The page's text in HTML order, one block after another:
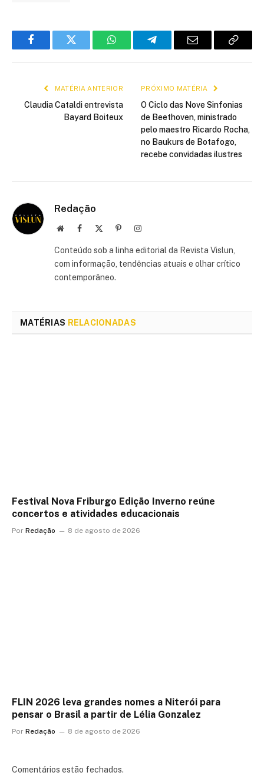
FacebookTwitter WhatsAppTelegramE-
Copiar
MATÉRIA ANTERIOR
Claudia Cataldi entrevista
Bayard Boiteux
PRÓXIMO MATÉRIA
O Ciclo das Nove Sinfonias
de Beethoven, ministrado
pelo maestro Ricardo Rocha,
no Baukurs de Botafogo,
recebe convidadas ilustres
Redação
Site Facebook PinterestInstagram
Conteúdo sob a linha editorial da Revista Vislun,
com informação, tendências atuais e olhar crítico
contemporâneo.
MATÉRIAS RELACIONADAS
Festival Nova Friburgo Edição Inverno reúne
concertos e atividades educacionais
Por Redação 8 de agosto de 2026
FLIN 2026 leva grandes nomes a Niterói para
pensar o Brasil a partir de Lélia Gonzalez
Por Redação 8 de agosto de 2026
Comentários estão fechados.